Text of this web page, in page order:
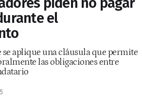
el
aplique una cláusula que permite
las obligaciones entre